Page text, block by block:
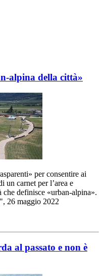
alpina della città»
per consentire ai
un carnet per l’area e
definisce «urban-alpina».
26 maggio 2022
al passato e non è